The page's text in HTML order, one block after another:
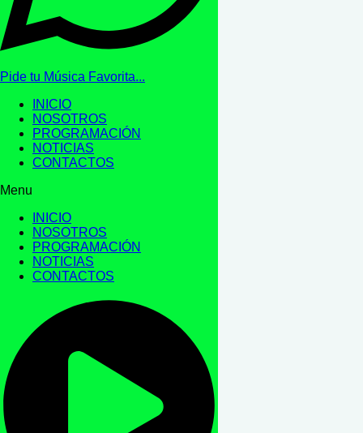
Pide tu Música Favorita...
INICIO
NOSOTROS
PROGRAMACIÓN
NOTICIAS
CONTACTOS
Menu
INICIO
NOSOTROS
PROGRAMACIÓN
NOTICIAS
CONTACTOS